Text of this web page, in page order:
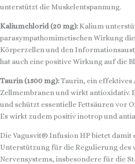
unterstützt die Muskelentspannung.
Kaliumchlorid (20 mg): Kalium
parasympathomimetischen Wirkung
Körperzellen und den
hat auch eine positive Wirkung auf die
Taurin (1500 mg):Taurin, ein effektives
Zellmembranen und wirkt antioxidativ.
und schützt essentielle Fettsäuren vor
Es wirkt zudem positiv inotrop und
Die Vagusvit® Infusion HP bietet damit
Unterstützung für die Regulierung des
Nervensystems, insbesondere für die